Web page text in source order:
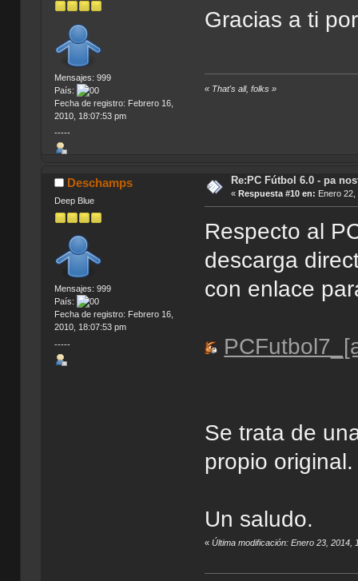
Mensajes: 999
País:
Fecha de registro: Febrero 16,
2010, 18:07:53 pm
-----
Gracias a ti
« That's all, folks »
Deschamps
Deep Blue
Mensajes: 999
País:
Fecha de registro: Febrero 16,
2010, 18:07:53 pm
-----
Re:PC Fútbol 6.0 - pa
« Respuesta #10 en: Enero
Respecto al
descarga
con enlace
Se trata de
propio original.
Un saludo.
«Última modificación: Enero 23, 2014,